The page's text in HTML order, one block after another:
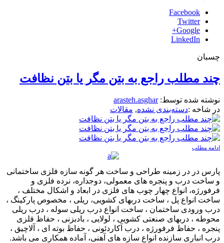
Facebook
Twitter
Google+
LinkedIn
چسبان
چند مطلب راجع به بتن مگر یا بتن نظافت
نوشته شده توسط:arasteh.asghar
در شاخه :دسته‌بندی نشده, مقالات
ادامه مطلب
پارس در در زمینه طراحی و ساخت هر گونه سازه فلزی ساختمانی
و ساخت درب و پنجره های معمولی، دوجداره، نرده فلزی و
فرفورژه، انواع چهار چوب های فلزی در ابعاد و اشکال مختلف ،
ساخت انواع پل ، ساخت دربهای کشویی، ریلی ، مخصوص پارکینگ ،
درب ورودی ساختمان ، ساخت انواع درب ریلی سوله ، درب ریلی
محوطه ، دربهای صنعتی کشویی ، لولایی ، بادبزنی ، حفاظ فلزی
پنجره ، حفاظ فرفورژه ، درب آکاردئونی ، حفاظ بوته ای ، آلاچیق ،
درب انباری سازنده انواع سازه های آهنی، آماده همکاری می باشد.